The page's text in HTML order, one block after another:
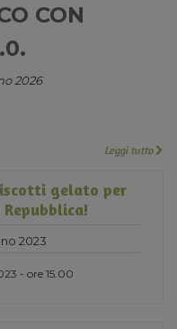
CON
2026
Leggi tutto
gelato per
2023
- ore 15.00